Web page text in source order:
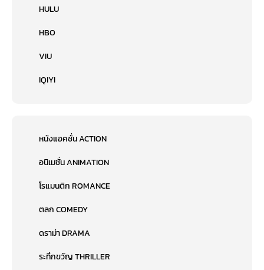
HULU
HBO
VIU
IQIYI
หนังแอคชั่น ACTION
อนิเมชั่น ANIMATION
โรแมนติก ROMANCE
ตลก COMEDY
ดราม่า DRAMA
ระทึกขวัญ THRILLER